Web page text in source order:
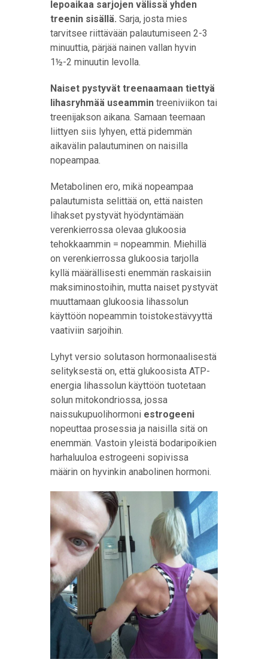
lepoaikaa sarjojen välissä yhden
treenin sisällä. Sarja, josta mies
tarvitsee riittävään palautumiseen 2-3
minuuttia, pärjää nainen vallan hyvin
1½-2 minuutin levolla.
Naiset pystyvät treenaamaan tiettyä
lihasryhmää useammin treeniviikon tai
treenijakson aikana. Samaan teemaan
liittyen siis lyhyen, että pidemmän
aikavälin palautuminen on naisilla
nopeampaa.
Metabolinen ero, mikä nopeampaa
palautumista selittää on, että naisten
lihakset pystyvät hyödyntämään
verenkierrossa olevaa glukoosia
tehokkaammin = nopeammin. Miehillä
on verenkierrossa glukoosia tarjolla
kyllä määrällisesti enemmän raskaisiin
maksiminostoihin, mutta naiset pystyvät
muuttamaan glukoosia lihassolun
käyttöön nopeammin toistokestävyyttä
vaativiin sarjoihin.
Lyhyt versio solutason hormonaalisestä
selityksestä on, että glukoosista ATP-
energia lihassolun käyttöön tuotetaan
solun mitokondriossa, jossa
naissukupuolihormoni estrogeeni
nopeuttaa prosessia ja naisilla sitä on
enemmän. Vastoin yleistä bodaripoikien
harhaluuloa estrogeeni sopivissa
määrin on hyvinkin anabolinen hormoni.